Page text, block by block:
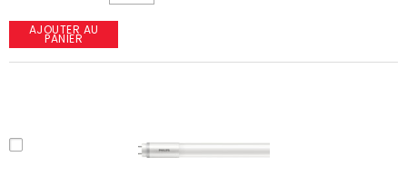
AJOUTER AU
PANIER